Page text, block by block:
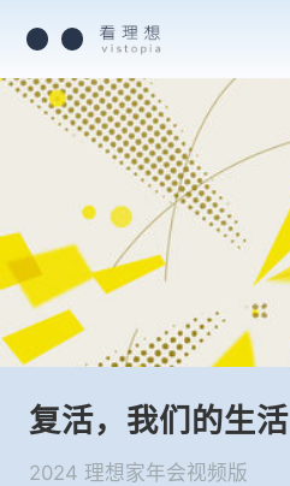
复活，我们的生活
2024 理想家年会视频版